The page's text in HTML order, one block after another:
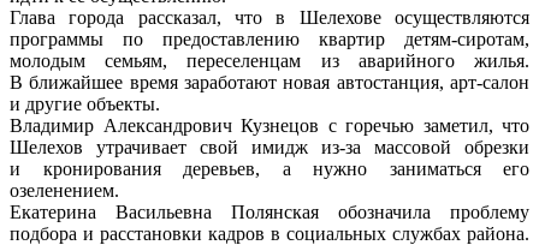
Глава города рассказал, что в Шелехове осуществляются
программы по предоставлению квартир детям-сиротам,
молодым семьям, переселенцам из аварийного жилья.
В ближайшее время заработают новая автостанция, арт-салон
и другие объекты.
Владимир Александрович Кузнецов с горечью заметил, что
Шелехов утрачивает свой имидж из-за массовой обрезки
и кронирования деревьев, а нужно заниматься его
озеленением.
Екатерина Васильевна Полянская обозначила проблему
подбора и расстановки кадров в социальных службах района.